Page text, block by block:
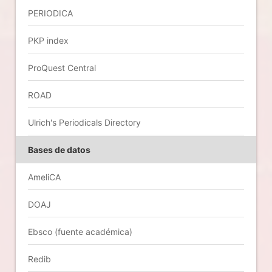
PERIODICA
PKP index
ProQuest Central
ROAD
Ulrich's Periodicals Directory
Bases de datos
AmeliCA
DOAJ
Ebsco (fuente académica)
Redib